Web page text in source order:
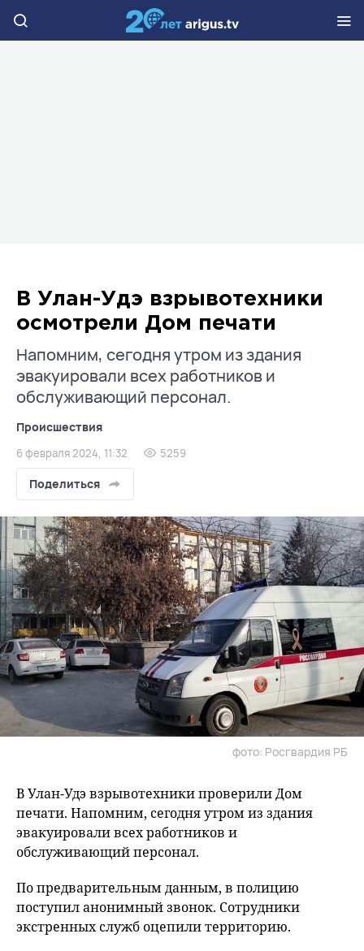
В Улан-Удэ взрывотехники
осмотрели Дом печати
Напомним, сегодня утром из здания
эвакуировали всех работников и
обслуживающий персонал.
Происшествия
6 февраля 2024, 11:32 5259
Поделиться
фото: Росгвардия РБ
В Улан-Удэ взрывотехники проверили Дом
печати. Напомним, сегодня утром из здания
эвакуировали всех работников и
обслуживающий персонал.
По предварительным данным, в полицию
поступил анонимный звонок. Сотрудники
экстренных служб оцепили территорию.